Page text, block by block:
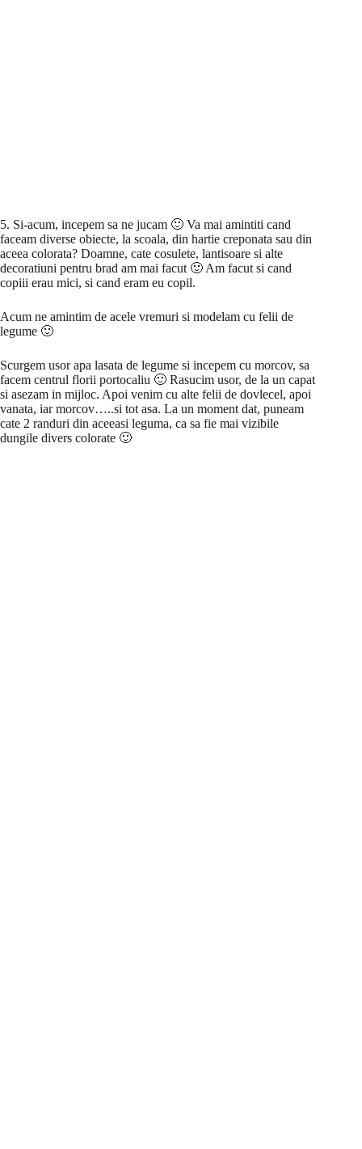
5. Si-acum, incepem sa ne jucam 🙂 Va mai amintiti cand
faceam diverse obiecte, la scoala, din hartie creponata sau din
aceea colorata? Doamne, cate cosulete, lantisoare si alte
decoratiuni pentru brad am mai facut 🙂 Am facut si cand
copiii erau mici, si cand eram eu copil.
Acum ne amintim de acele vremuri si modelam cu felii de
legume 🙂
Scurgem usor apa lasata de legume si incepem cu morcov, sa
facem centrul florii portocaliu 🙂 Rasucim usor, de la un capat
si asezam in mijloc. Apoi venim cu alte felii de dovlecel, apoi
vanata, iar morcov…..si tot asa. La un moment dat, puneam
cate 2 randuri din aceeasi leguma, ca sa fie mai vizibile
dungile divers colorate 🙂